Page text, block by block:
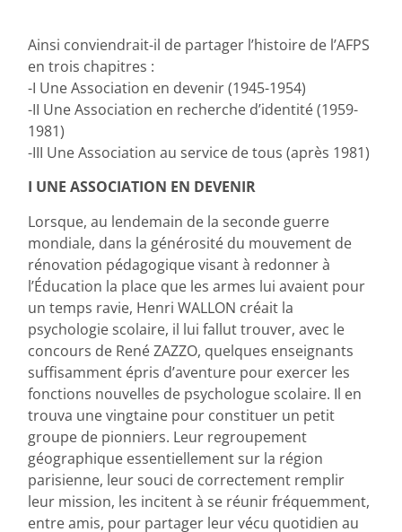
Ainsi conviendrait-il de partager l’histoire de l’AFPS
en trois chapitres :
-I Une Association en devenir (1945-1954)
-II Une Association en recherche d’identité (1959-
1981)
-III Une Association au service de tous (après 1981)
I UNE ASSOCIATION EN DEVENIR
Lorsque, au lendemain de la seconde guerre
mondiale, dans la générosité du mouvement de
rénovation pédagogique visant à redonner à
l’Éducation la place que les armes lui avaient pour
un temps ravie, Henri WALLON créait la
psychologie scolaire, il lui fallut trouver, avec le
concours de René ZAZZO, quelques enseignants
suffisamment épris d’aventure pour exercer les
fonctions nouvelles de psychologue scolaire. Il en
trouva une vingtaine pour constituer un petit
groupe de pionniers. Leur regroupement
géographique essentiellement sur la région
parisienne, leur souci de correctement remplir
leur mission, les incitent à se réunir fréquemment,
entre amis, pour partager leur vécu quotidien au